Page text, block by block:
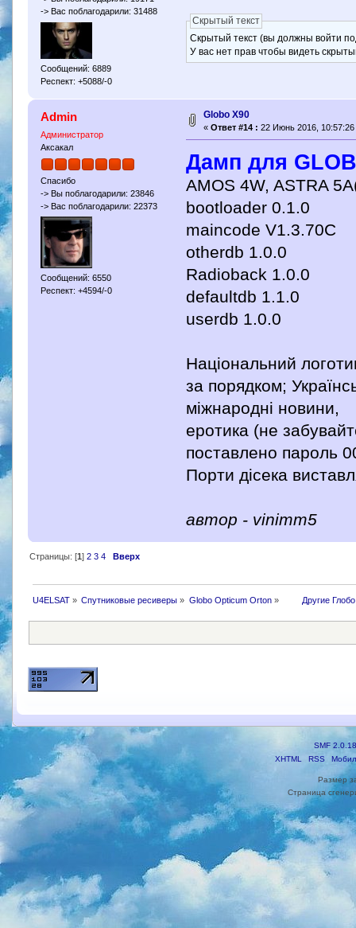
-> Вас поблагодарили: 31488
Сообщений: 6889
Респект: +5088/-0
Скрытый текст
Скрытый текст (вы должны войти
У вас нет прав чтобы видеть
Admin
Администратор
Аксакал
Спасибо
-> Вы поблагодарили: 23846
-> Вас поблагодарили: 22373
Сообщений: 6550
Респект: +4594/-0
Globo X90
« Ответ #14 : 22 Июнь 2016, 10:57:26
Дамп для
AMOS 4W, ASTRA
bootloader 0.1.0
maincode V1.3.70C
otherdb 1.0.0
Radioback 1.0.0
defaultdb 1.1.0
userdb 1.0.0
Національний
за порядком;
міжнародні новини,
еротика (не
поставлено пароль
Порти дісека
автор - vinimm5
Страницы: [1] 2 3 4 Вверх
U4ELSAT» Cпутниковые ресиверы » Globo Opticum Orton» Другие
SMF 2.0.18
XHTML
RSS
Размер
Страница